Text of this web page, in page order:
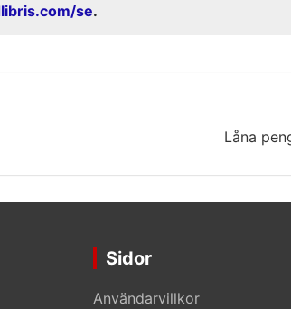
se.
Låna
Sidor
Användarvillkor